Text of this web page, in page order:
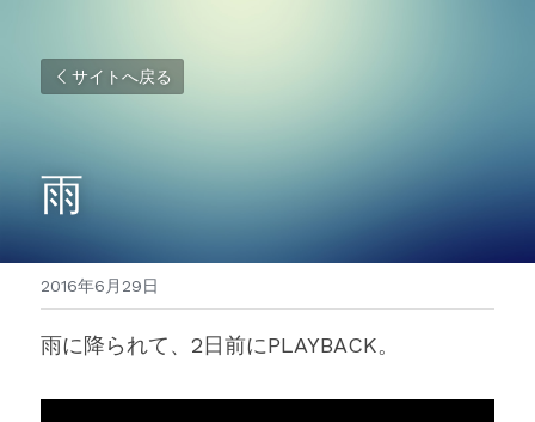
サイトへ戻る
雨
2016年6月29日
雨に降られて、2日前にPLAYBACK。